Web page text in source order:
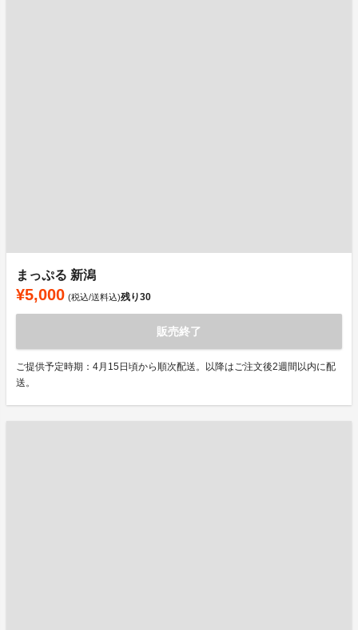
まっぷる 新潟
¥5,000 (税込/送料込)残り30
販売終了
ご提供予定時期：4月15日頃から順次配送。以降はご注文後2週間以内に配
送。